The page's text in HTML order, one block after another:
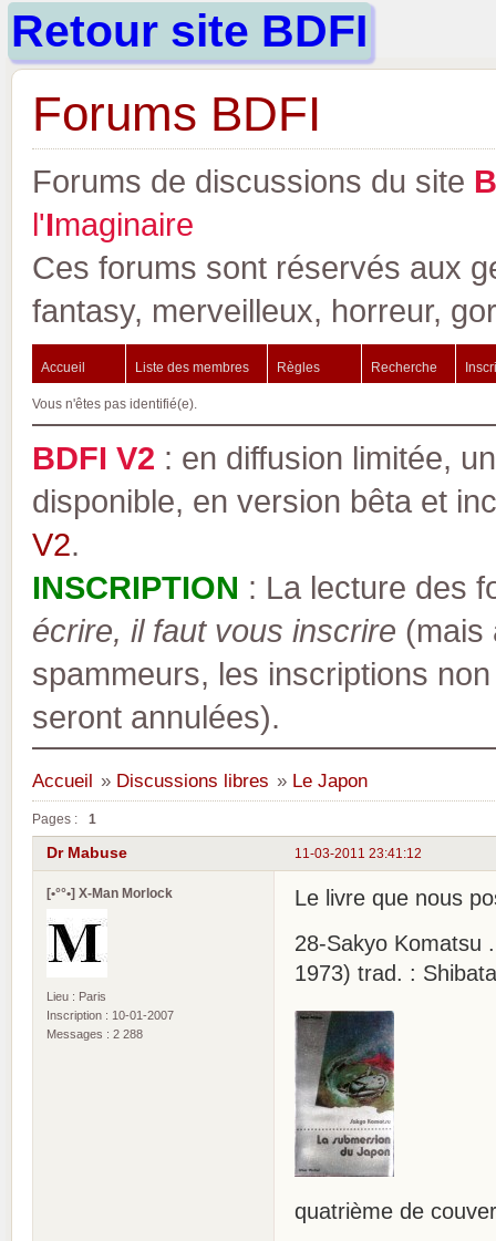
Retour site BDFI
Forums BDFI
Forums de discussions du site B
l'Imaginaire
Ces forums sont réservés aux
fantasy, merveilleux, horreur,
Accueil Liste des membres Règles Recherche
Vous n'êtes pas identifié(e).
BDFI V2 : en diffusion limitée,
disponible, en version bêta et
V2.
INSCRIPTION : La lecture des
écrire, il faut vous inscrire (mais
spammeurs, les inscriptions
seront annulées).
Accueil » Discussions libres » Le Japon
Pages : 1
11-03-2011 23:41:12
Dr Mabuse
[•°°•] X-Man Morlock
Lieu : Paris
Inscription : 10-01-2007
Messages : 2 288
Le livre que nous
28-Sakyo Komatsu
1973) trad. :
quatrième de